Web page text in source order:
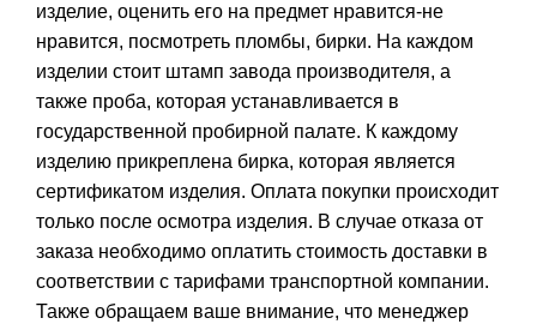
изделие, оценить его на предмет нравится-не
нравится, посмотреть пломбы, бирки. На каждом
изделии стоит штамп завода производителя, а
также проба, которая устанавливается в
государственной пробирной палате. К каждому
изделию прикреплена бирка, которая является
сертификатом изделия. Оплата покупки происходит
только после осмотра изделия. В случае отказа от
заказа необходимо оплатить стоимость доставки в
соответствии с тарифами транспортной компании.
Также обращаем ваше внимание, что менеджер